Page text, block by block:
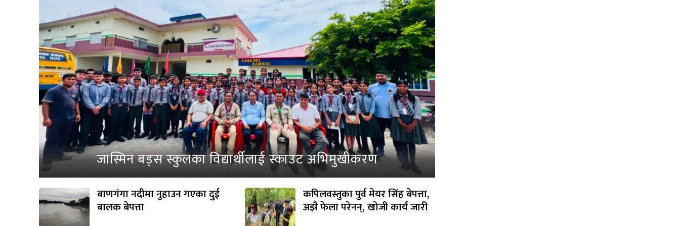
जास्मिन बड्स स्कुलका विद्यार्थीलाई स्काउट अभिमुखीकरण
बाणगंगा नदीमा नुहाउन गएका दुई
बालक बेपत्ता
कपिलवस्तुका पुर्व मेयर सिंह बेपत्ता,
अझै फेला परेनन्, खोजी कार्य जारी